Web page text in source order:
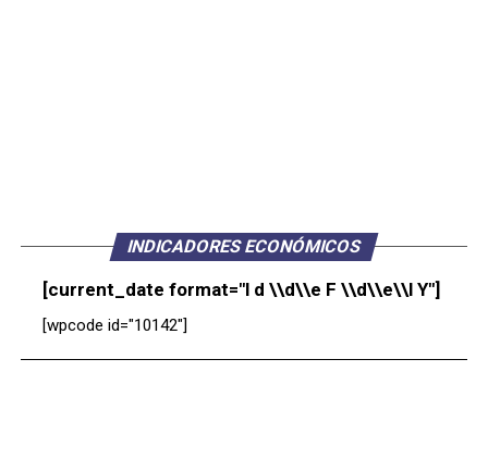
INDICADORES ECONÓMICOS
[current_date format="l d \\d\\e F \\d\\e\\l Y"]
[wpcode id="10142"]